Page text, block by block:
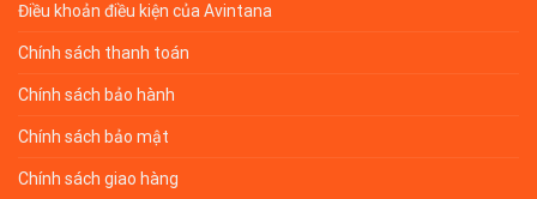
Điều khoản điều kiện của Avintana
Chính sách thanh toán
Chính sách bảo hành
Chính sách bảo mật
Chính sách giao hàng